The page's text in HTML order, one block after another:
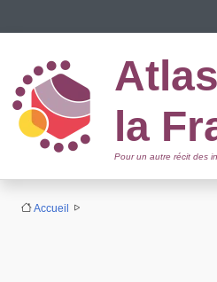
la
Pour un autre récit des
Accueil